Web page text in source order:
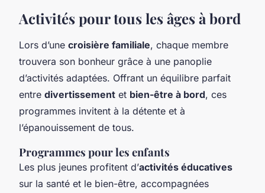
Activités pour tous les âges à bord
Lors d’une croisière familiale, chaque membre
trouvera son bonheur grâce à une panoplie
d’activités adaptées. Offrant un équilibre parfait
entre divertissement et bien-être à bord, ces
programmes invitent à la détente et à
l’épanouissement de tous.
Programmes pour les enfants
Les plus jeunes profitent d’activités éducatives
sur la santé et le bien-être, accompagnées